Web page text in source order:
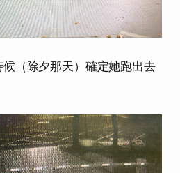
（除夕那天）確定她跑出去